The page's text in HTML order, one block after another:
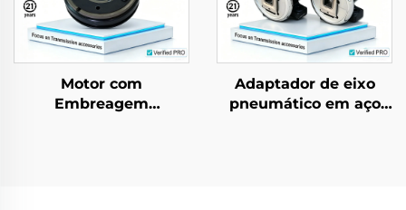
Motor com
Embreagem
Adaptador de eixo
pneumático em aço